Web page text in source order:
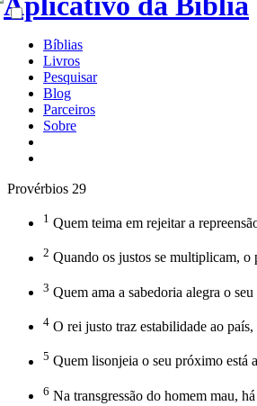
Bíblias
Livros
Pesquisar
Blog
Parceiros
Sobre
Provérbios 29
1 Quem teima em rejeitar a
2 Quando os justos se multiplicam,
3 Quem ama a sabedoria alegra o
4 O rei justo traz estabilidade ao
5 Quem lisonjeia o seu próximo está
6 Na transgressão do homem mau,